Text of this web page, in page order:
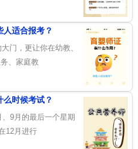
适合报考？
门，更让你在幼教、
、家庭教
时候考试？
9月的最后一个星期
12月进行